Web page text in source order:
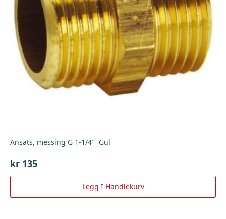
Ansats, messing G 1-1/4″ Gul
kr 135
Legg I Handlekurv